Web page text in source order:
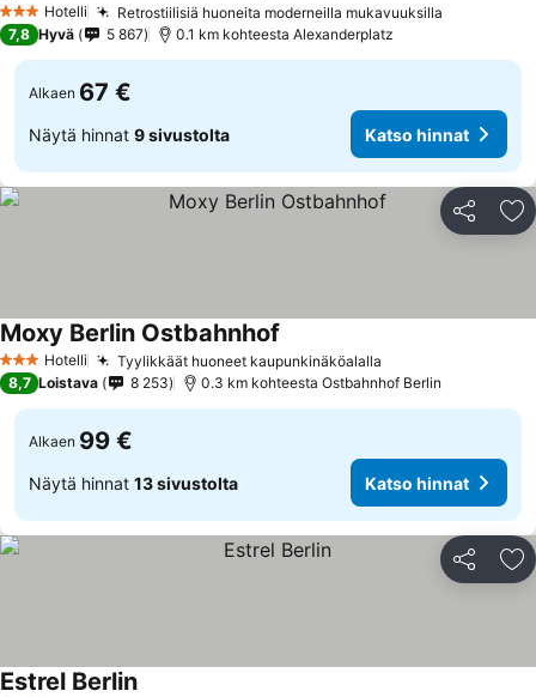
3 Tähtiluokitus
Hotelli Retrostiilisiä huoneita moderneilla mukavuuksilla
7,8 Hyvä 5 867 0.1 km kohteesta Alexanderplatz
Alkaen 67 €
Näytä hinnat 9 sivustolta Katso hinnat
Jaa
3 Tähtiluokitus
Hotelli Tyylikkäät huoneet kaupunkinäköalalla
Moxy Berlin Ostbahnhof
8,7 Loistava 8 253 0.3 km kohteesta Ostbahnhof Berlin
Alkaen 99 €
Näytä hinnat 13 sivustolta Katso hinnat
Jaa
Estrel Berlin